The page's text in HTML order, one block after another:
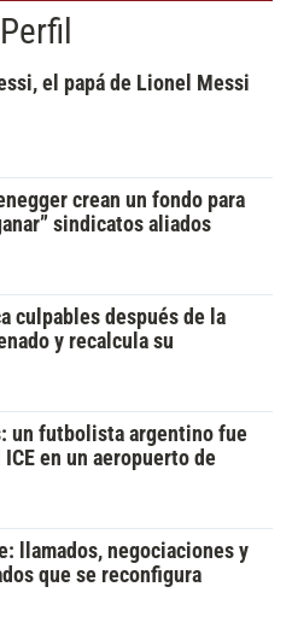
el papá de Lionel Messi
crean un fondo para
sindicatos aliados
culpables después de la
y recalcula su
un futbolista argentino fue
en un aeropuerto de
llamados, negociaciones y
que se reconfigura